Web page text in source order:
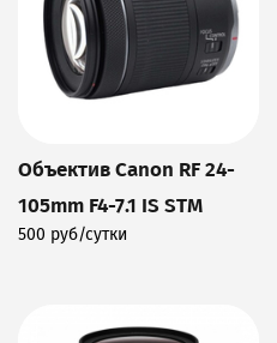
Объектив Canon RF 24-
105mm F4-7.1 IS STM
500 руб/сутки